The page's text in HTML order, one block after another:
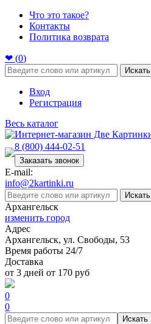
Что это такое?
Контакты
Политика возврата
❤ (0)
Искать
Вход
Регистрация
Весь каталог
8 (800) 444-02-51
Заказать звонок
E-mail:
info@2kartinki.ru
Искать
Архангельск
изменить город
Адрес
Архангельск, ул. Свободы, 53
Время работы 24/7
Доставка
от 3 дней от 170 руб
0
0
Искать